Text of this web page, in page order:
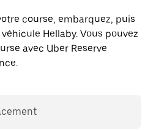
course, embarquez, puis
Hellaby. Vous pouvez
avec Uber Reserve